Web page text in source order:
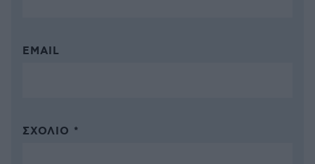
EMAIL
ΣΧΌΛΙΟ *